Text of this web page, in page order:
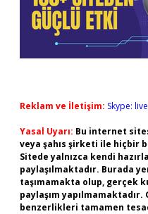
Reklam ve İletişim: Skype:
Yasal Uyarı: Bu internet
veya şahıs şirketi ile hiçbir
Sitede yalnızca kendi
paylaşılmaktadır. Burada
taşımamakta olup, gerçek
paylaşım
benzerlikleri tamamen